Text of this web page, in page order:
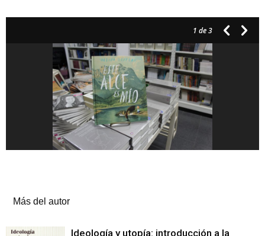
1 de 3
Más del autor
Ideología y utopía: introducción a la